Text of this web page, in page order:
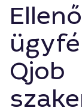
Qjob